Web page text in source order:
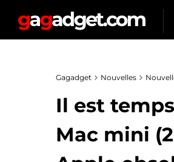
Gagadget Nouvelles
Il est
Mac mini